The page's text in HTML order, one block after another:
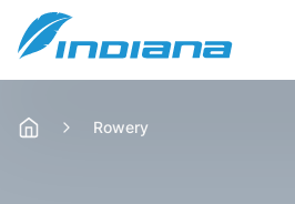
Rowery
Rowery